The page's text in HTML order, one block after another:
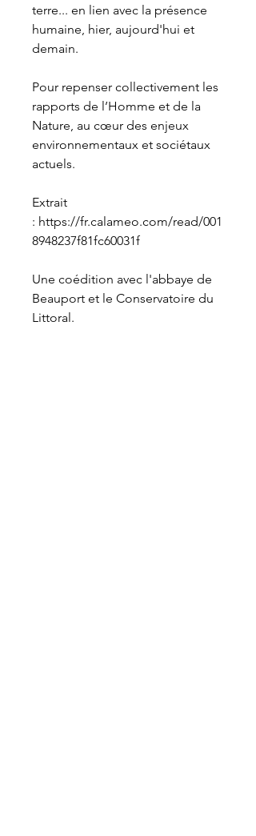
terre... en lien avec la présence
humaine, hier, aujourd'hui et
demain.
Pour repenser collectivement les
rapports de l’Homme et de la
Nature, au cœur des enjeux
environnementaux et sociétaux
actuels.
Extrait
: https://fr.calameo.com/read/001
8948237f81fc60031f
Une coédition avec l'abbaye de
Beauport et le Conservatoire du
Littoral.